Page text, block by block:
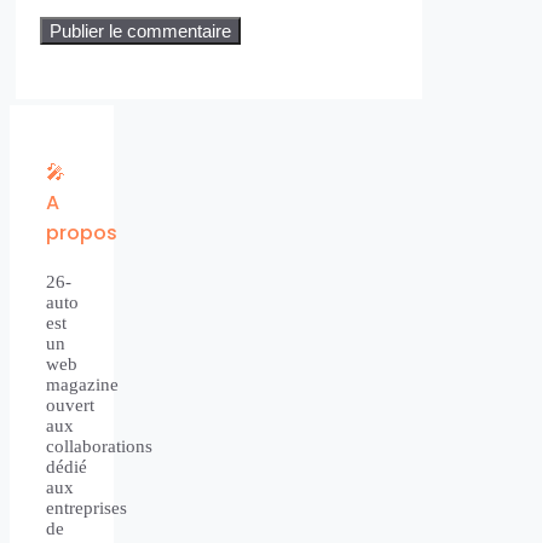
🎤
A
propos
26-
auto
est
un
web
magazine
ouvert
aux
collaborations
dédié
aux
entreprises
de